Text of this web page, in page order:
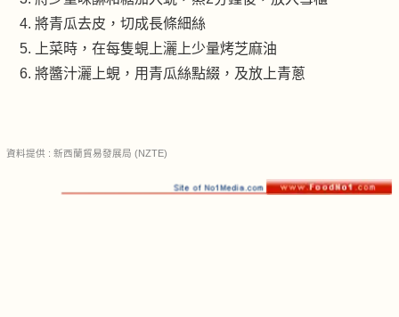
將青瓜去皮，切成長條細絲
上菜時，在每隻蜆上灑上少量烤芝麻油
將醬汁灑上蜆，用青瓜絲點綴，及放上青蔥
資料提供 : 新西蘭貿易發展局 (NZTE)